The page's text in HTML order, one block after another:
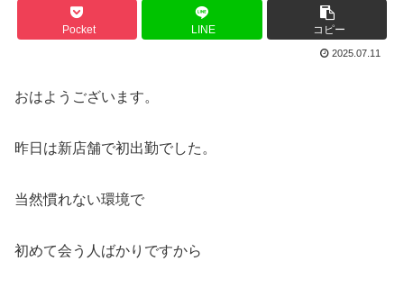
Pocket LINE コピー
2025.07.11
おはようございます。
昨日は新店舗で初出勤でした。
当然慣れない環境で
初めて会う人ばかりですから